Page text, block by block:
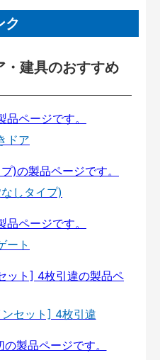
ク
・建具のおすすめ
ドア
しタイプ)
ート
セット] 4枚引違